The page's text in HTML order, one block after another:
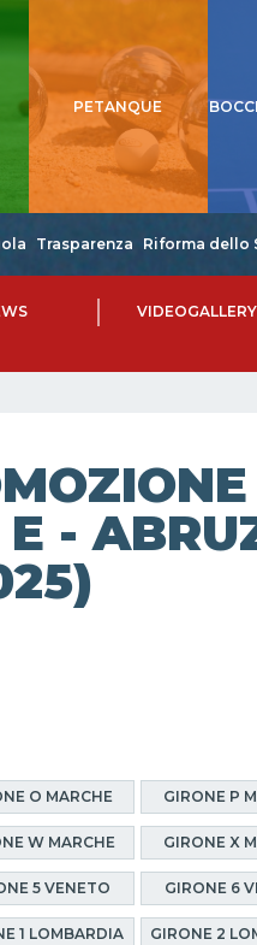
PETANQUE
Trasparenza Riforma dello
VIDEOGALLERY
-
O MARCHE GIRONE P
W MARCHE GIRONE X
5 VENETO GIRONE 6
1 LOMBARDIA GIRONE 2